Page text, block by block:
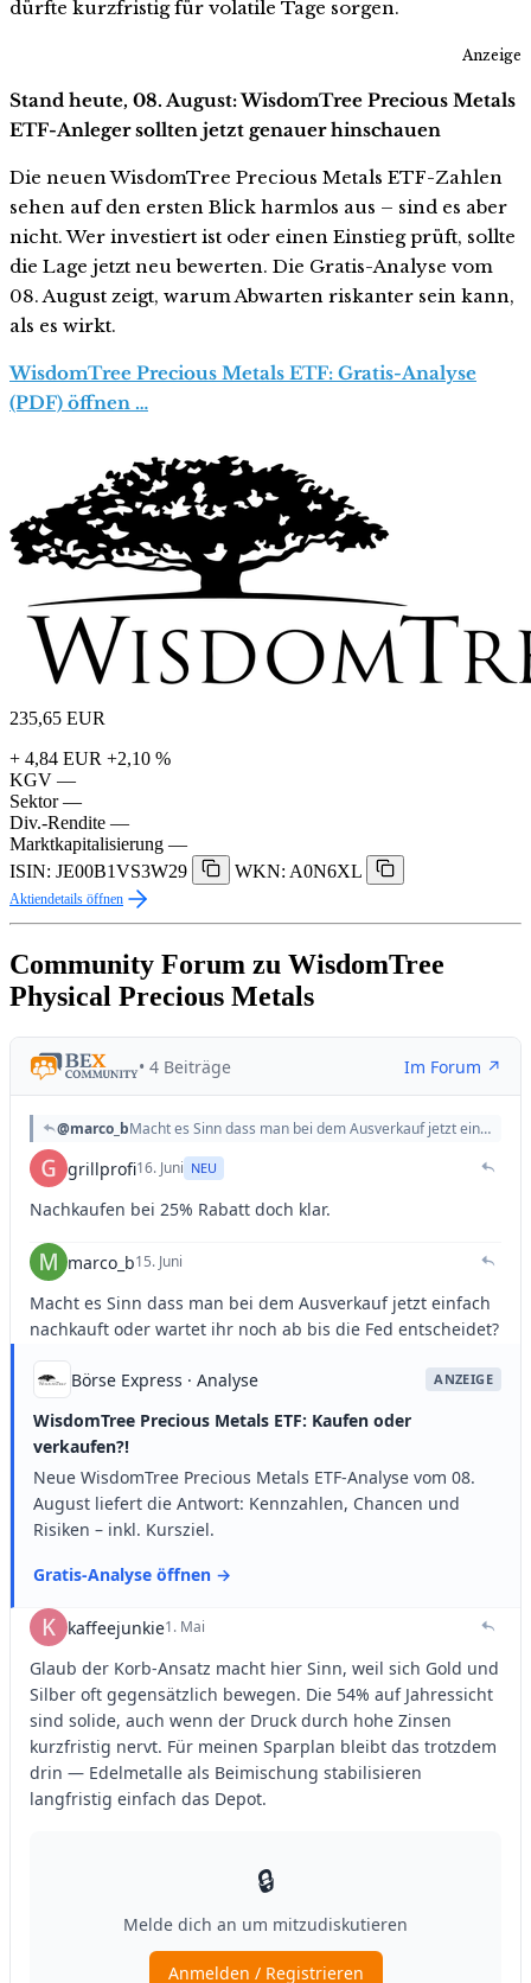
dürfte kurzfristig für volatile Tage sorgen.
Anzeige
Stand heute, 08. August: WisdomTree Precious Metals
ETF-Anleger sollten jetzt genauer hinschauen
Die neuen WisdomTree Precious Metals ETF-Zahlen
sehen auf den ersten Blick harmlos aus – sind es aber
nicht. Wer investiert ist oder einen Einstieg prüft, sollte
die Lage jetzt neu bewerten. Die Gratis-Analyse vom
08. August zeigt, warum Abwarten riskanter sein kann,
als es wirkt.
WisdomTree Precious Metals ETF: Gratis-Analyse
(PDF) öffnen …
235,65 EUR
+ 4,84 EUR +2,10 %
KGV —
Sektor —
Div.-Rendite —
Marktkapitalisierung —
ISIN: JE00B1VS3W29
WKN: A0N6XL
Aktiendetails öffnen
Community Forum zu WisdomTree
Physical Precious Metals